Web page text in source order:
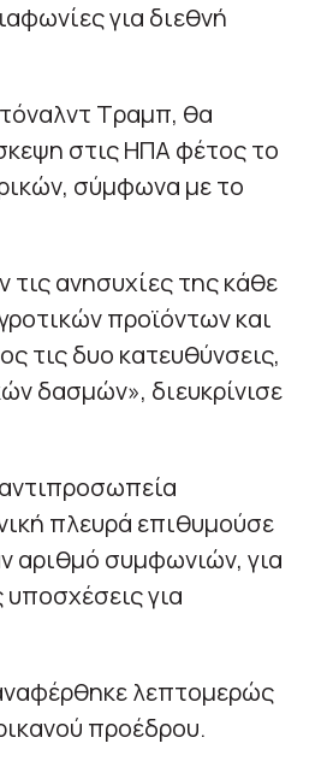
για διεθνή
Τραμπ, θα
στις ΗΠΑ φέτος το
σύμφωνα με το
ανησυχίες της κάθε
προϊόντων και
τις δυο κατευθύνσεις,
δασμών», διευκρίνισε
πλευρά επιθυμούσε
αριθμό συμφωνιών, για
για
λεπτομερώς
προέδρου.